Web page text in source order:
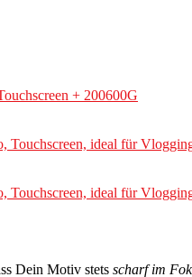
+ 200600G
ideal für
Touchscreen, ideal für
Dein Motiv stets scharf im